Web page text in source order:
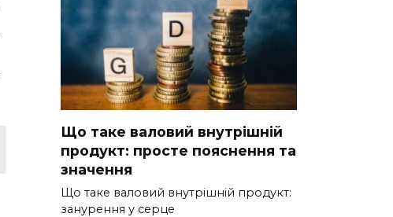
Що таке валовий внутрішній
продукт: просте пояснення та
значення
Що таке валовий внутрішній продукт:
занурення у серце